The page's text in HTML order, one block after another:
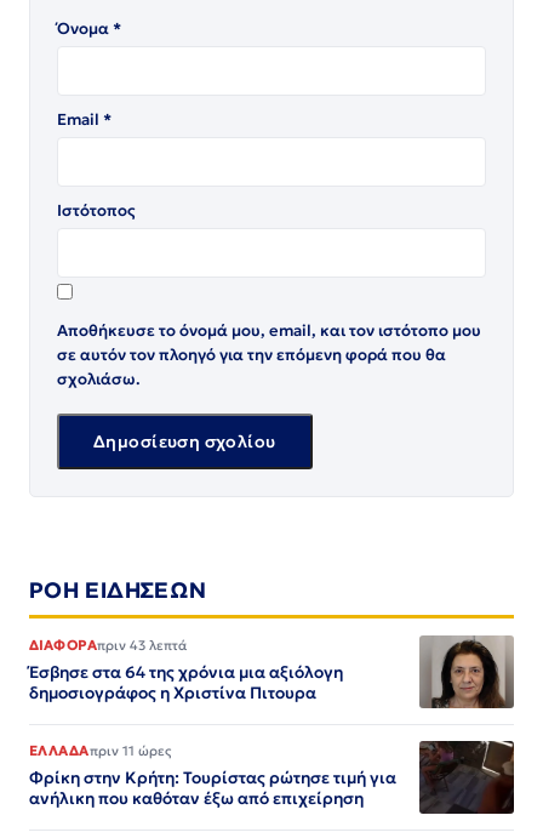
Όνομα*
Email *
Ιστότοπος
Αποθήκευσε το όνομά μου, email, και τον ιστότοπο μου
σε αυτόν τον πλοηγό για την επόμενη φορά που θα
σχολιάσω.
ΡΟΗ ΕΙΔΗΣΕΩΝ
ΔΙΑΦΟΡΑπριν 43 λεπτά
Έσβησε στα 64 της χρόνια μια αξιόλογη
δημοσιογράφος η Χριστίνα Πιτουρα
ΕΛΛΑΔΑπριν 11 ώρες
Φρίκη στην Κρήτη: Τουρίστας ρώτησε τιμή για
ανήλικη που καθόταν έξω από επιχείρηση